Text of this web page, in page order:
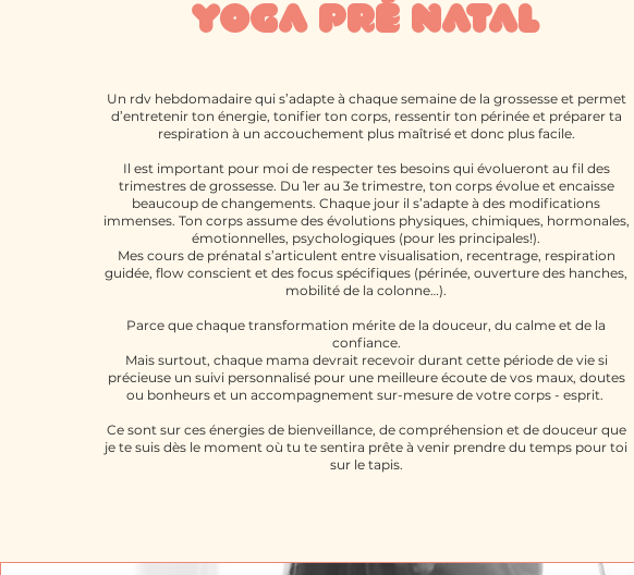
YOGA PRé NATAL
Un rdv hebdomadaire qui s’adapte à chaque semaine de la grossesse et permet
d’entretenir ton énergie, tonifier ton corps, ressentir ton périnée et préparer ta
respiration à un accouchement plus maîtrisé et donc plus facile.
Il est important pour moi de respecter tes besoins qui évolueront au fil des
trimestres de grossesse. Du 1er au 3e trimestre, ton corps évolue et encaisse
beaucoup de changements. Chaque jour il s’adapte à des modifications
immenses. Ton corps assume des évolutions physiques, chimiques, hormonales,
émotionnelles, psychologiques (pour les principales!).
Mes cours de prénatal s’articulent entre visualisation, recentrage, respiration
guidée, flow conscient et des focus spécifiques (périnée, ouverture des hanches,
mobilité de la colonne…).
Parce que chaque transformation mérite de la douceur, du calme et de la
confiance.
Mais surtout, chaque mama devrait recevoir durant cette période de vie si
précieuse un suivi personnalisé pour une meilleure écoute de vos maux, doutes
ou bonheurs et un accompagnement sur-mesure de votre corps - esprit.
Ce sont sur ces énergies de bienveillance, de compréhension et de douceur que
je te suis dès le moment où tu te sentira prête à venir prendre du temps pour toi
sur le tapis.